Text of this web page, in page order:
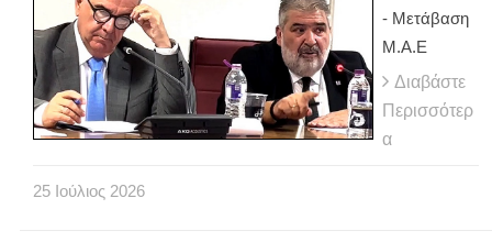
- Μετάβαση
Μ.Α.Ε
Διαβάστε
Περισσότερ
α
25 Ιούλιος 2026